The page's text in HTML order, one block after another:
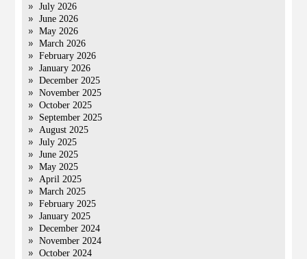
July 2026
June 2026
May 2026
March 2026
February 2026
January 2026
December 2025
November 2025
October 2025
September 2025
August 2025
July 2025
June 2025
May 2025
April 2025
March 2025
February 2025
January 2025
December 2024
November 2024
October 2024